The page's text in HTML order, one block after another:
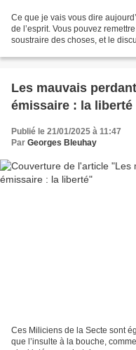
Ce que je vais vous dire
de l’esprit. Vous pouvez
soustraire des choses, et le
Les mauvais
émissaire : la liberté
Publié le 21/01/2025 à 11:47
Par Georges Bleuhay
Ces Miliciens de la Secte sont
que l’insulte à la bouche,